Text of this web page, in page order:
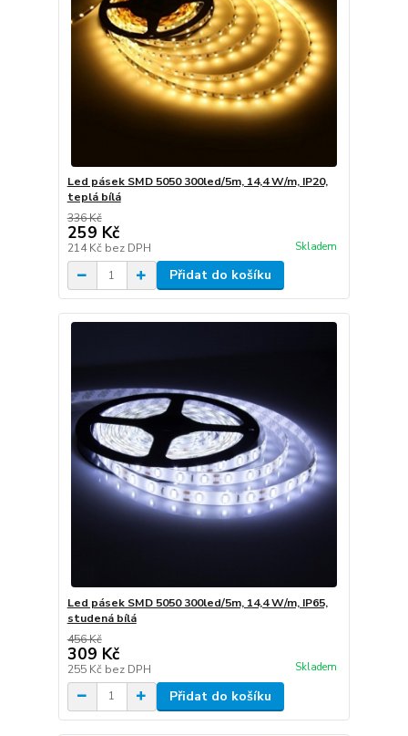
Led pásek SMD 5050 300led/5m, 14,4 W/m, IP20,
teplá bílá
336 Kč
259 Kč
214 Kč bez DPH Skladem
Přidat do košíku
Led pásek SMD 5050 300led/5m, 14,4 W/m, IP65,
studená bílá
456 Kč
309 Kč
255 Kč bez DPH Skladem
Přidat do košíku